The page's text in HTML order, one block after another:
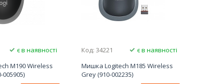
є в наявності
M190 Wireless
005905)
Код: 34221
є в наявності
Мишка Logitech M185 Wireless
Grey (910-002235)